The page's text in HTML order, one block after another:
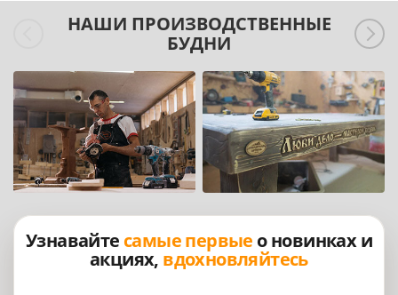
НАШИ ПРОИЗВОДСТВЕННЫЕ
БУДНИ
Узнавайте самые первые о новинках и
акциях, вдохновляйтесь